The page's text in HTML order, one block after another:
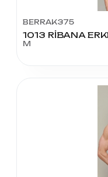
BERRAK375
M